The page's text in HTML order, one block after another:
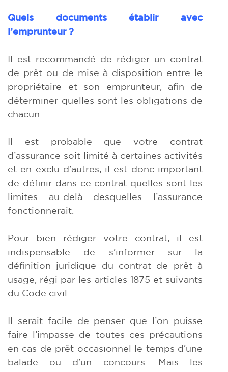
Quels documents établir avec
l’emprunteur ?
Il est recommandé de rédiger un contrat
de prêt ou de mise à disposition entre le
propriétaire et son emprunteur, afin de
déterminer quelles sont les obligations de
chacun.
Il est probable que votre contrat
d’assurance soit limité à certaines activités
et en exclu d’autres, il est donc important
de définir dans ce contrat quelles sont les
limites au-delà desquelles l’assurance
fonctionnerait.
Pour bien rédiger votre contrat, il est
indispensable de s’informer sur la
définition juridique du contrat de prêt à
usage, régi par les articles 1875 et suivants
du Code civil.
Il serait facile de penser que l’on puisse
faire l’impasse de toutes ces précautions
en cas de prêt occasionnel le temps d’une
balade ou d’un concours. Mais les